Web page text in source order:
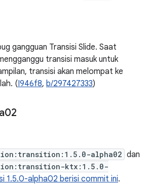
gangguan Transisi Slide. Saat
transisi masuk untuk
transisi akan melompat ke
(I946f8, b/297427333)
alpha02 dan
ktx:1.5.0-
1.5.0-alpha02 berisi commit ini.